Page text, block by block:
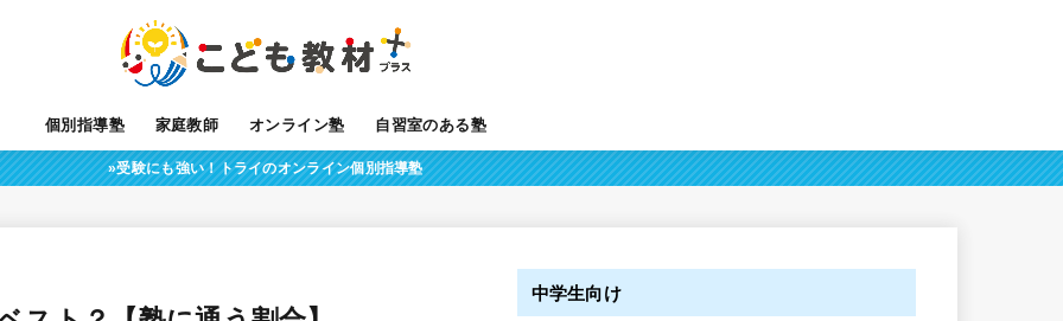
個別指導塾 家庭教師 オンライン塾 自習室のある塾
»受験にも強い！トライのオンライン個別指導塾
中学生向け